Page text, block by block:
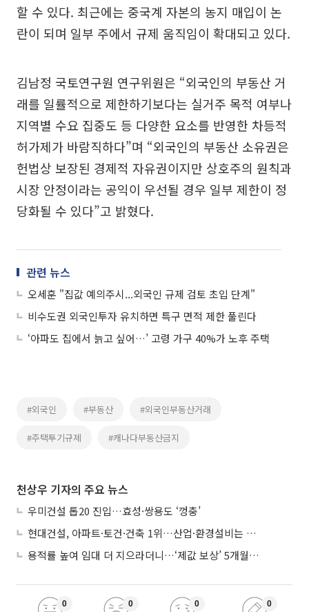
할 수 있다. 최근에는 중국계 자본의 농지 매입이 논
란이 되며 일부 주에서 규제 움직임이 확대되고 있다.
김남정 국토연구원 연구위원은 “외국인의 부동산 거
래를 일률적으로 제한하기보다는 실거주 목적 여부나
지역별 수요 집중도 등 다양한 요소를 반영한 차등적
허가제가 바람직하다”며 “외국인의 부동산 소유권은
헌법상 보장된 경제적 자유권이지만 상호주의 원칙과
시장 안정이라는 공익이 우선될 경우 일부 제한이 정
당화될 수 있다”고 밝혔다.
관련 뉴스
오세훈 "집값 예의주시...외국인 규제 검토 초입 단계"
비수도권 외국인투자 유치하면 특구 면적 제한 풀린다
‘아파도 집에서 늙고 싶어…’ 고령 가구 40%가 노후 주택
#외국인 #부동산 #외국인부동산거래
#주택투기규제 #캐나다부동산금지
천상우 기자의 주요 뉴스
우미건설 톱20 진입…효성·쌍용도 ‘껑충’
현대건설, 아파트·토건·건축 1위…산업·환경설비는 삼성E&A
용적률 높여 임대 더 지으라더니…‘제값 보상’ 5개월째 국회에 발목
0 0 0 0